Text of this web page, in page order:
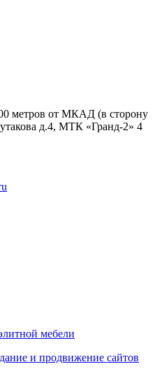
метров от МКАД (в сторону
д.4, МТК «Гранд-2» 4
мебели
и продвижение сайтов